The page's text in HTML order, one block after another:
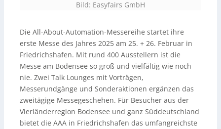
Bild: Easyfairs GmbH
Die All-About-Automation-Messereihe startet ihre
erste Messe des Jahres 2025 am 25. + 26. Februar in
Friedrichshafen. Mit rund 400 Ausstellern ist die
Messe am Bodensee so groß und vielfältig wie noch
nie. Zwei Talk Lounges mit Vorträgen,
Messerundgänge und Sonderaktionen ergänzen das
zweitägige Messegeschehen. Für Besucher aus der
Vierländerregion Bodensee und ganz Süddeutschland
bietet die AAA in Friedrichshafen das umfangreichste